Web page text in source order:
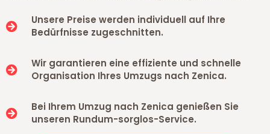
Unsere Preise werden individuell auf Ihre
Bedürfnisse zugeschnitten.
Wir garantieren eine effiziente und schnelle
Organisation Ihres Umzugs nach Zenica.
Bei Ihrem Umzug nach Zenica genießen Sie
unseren Rundum-sorglos-Service.